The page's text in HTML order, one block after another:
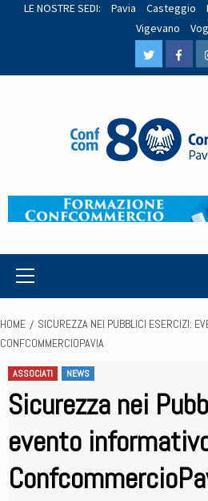
LE NOSTRE SEDI: Pavia Casteggio
Vigevano
HOME
SICUREZZA NEI PUBBLICI ESERCIZI:
CONFCOMMERCIOPAVIA
ASSOCIATI NEWS
Sicurezza nei
evento